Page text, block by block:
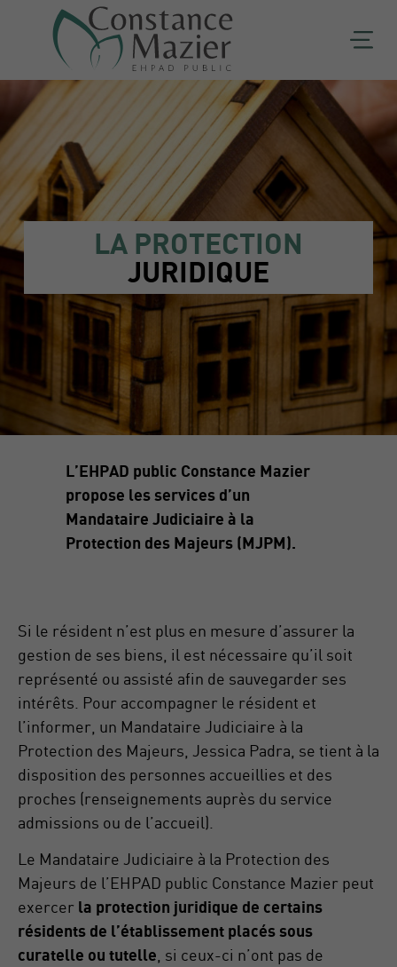
LA PROTECTION
JURIDIQUE
L’EHPAD public Constance Mazier
propose les services d’un
Mandataire Judiciaire à la
Protection des Majeurs (MJPM).
Si le résident n’est plus en mesure d’assurer la
gestion de ses biens, il est nécessaire qu’il soit
représenté ou assisté afin de sauvegarder ses
intérêts. Pour accompagner le résident et
l’informer, un Mandataire Judiciaire à la
Protection des Majeurs, Jessica Padra, se tient à la
disposition des personnes accueillies et des
proches (renseignements auprès du service
admissions ou de l’accueil).
Le Mandataire Judiciaire à la Protection des
Majeurs de l’EHPAD public Constance Mazier peut
exercer la protection juridique de certains
résidents de l’établissement placés sous
curatelle ou tutelle , si ceux-ci n’ont pas de